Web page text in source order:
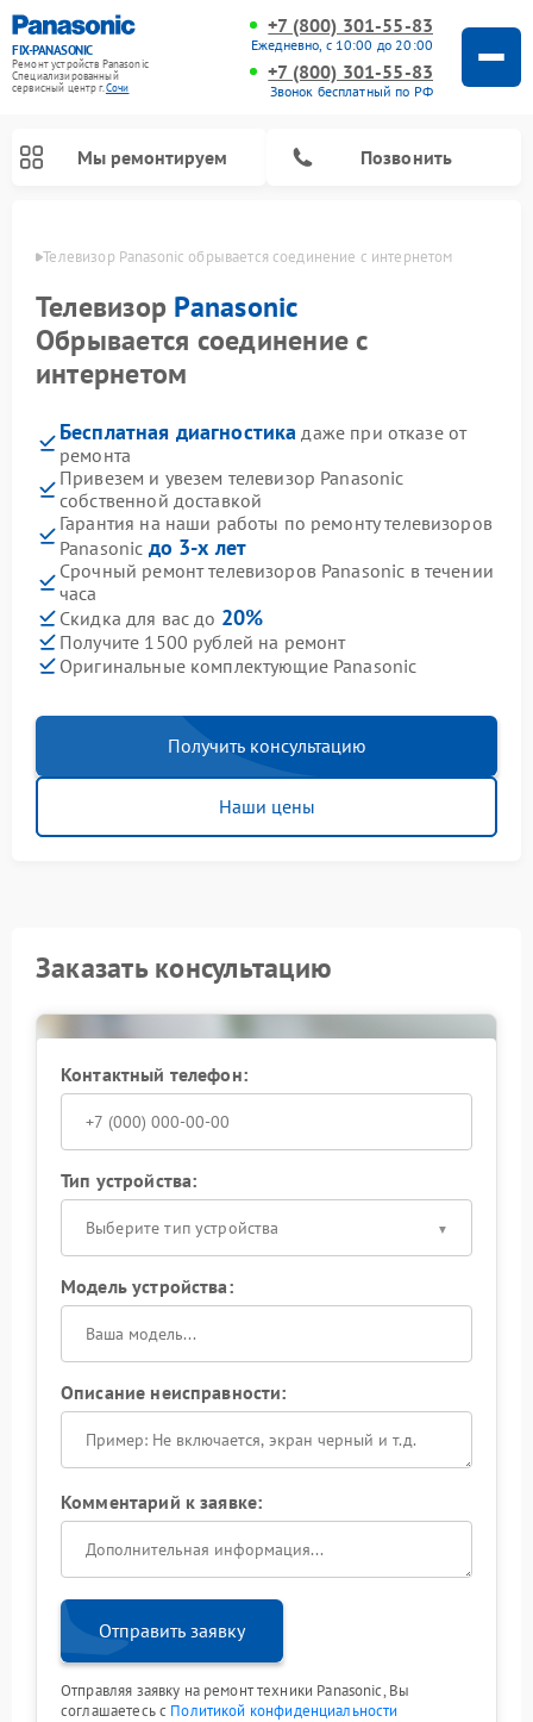
FIX-PANASONIC
Ремонт устройств Panasonic
Специализированный
cервисный центр г.Сочи
+7 (800) 301-55-83
Ежедневно, с 10:00 до 20:00
+7 (800) 301-55-83
Звонок бесплатный по РФ
Мы ремонтируем Позвонить
Сочи Телевизор Panasonic обрывается соединение с интернетом
Телевизор Panasonic
Обрывается соединение с
интернетом
Бесплатная диагностика даже при отказе от
ремонта
Привезем и увезем телевизор Panasonic
собственной доставкой
Гарантия на наши работы по ремонту телевизоров
Panasonic до 3-х лет
Срочный ремонт телевизоров Panasonic в течении
часа
Скидка для вас до 20%
Получите 1500 рублей на ремонт
Оригинальные комплектующие Panasonic
Получить консультацию
Наши цены
Заказать консультацию
Контактный телефон:
Тип устройства:
Выберите тип устройства
Модель устройства:
Описание неисправности:
Комментарий к заявке:
Отправить заявку
Отправляя заявку на ремонт техники Panasonic, Вы
соглашаетесь с Политикой конфиденциальности